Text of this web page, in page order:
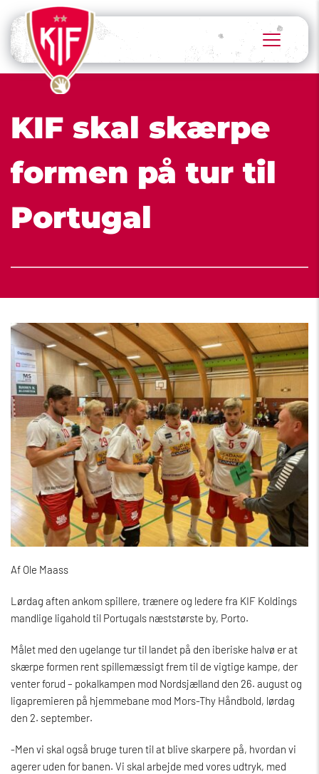
KIF skal skærpe
formen på tur til
Portugal
Af Ole Maass
Lørdag aften ankom spillere, trænere og ledere fra KIF Koldings
mandlige ligahold til Portugals næststørste by, Porto.
Målet med den ugelange tur til landet på den iberiske halvø er at
skærpe formen rent spillemæssigt frem til de vigtige kampe, der
venter forud – pokalkampen mod Nordsjælland den 26. august og
ligapremieren på hjemmebane mod Mors-Thy Håndbold, lørdag
den 2. september.
-Men vi skal også bruge turen til at blive skarpere på, hvordan vi
agerer uden for banen. Vi skal arbejde med vores udtryk, med